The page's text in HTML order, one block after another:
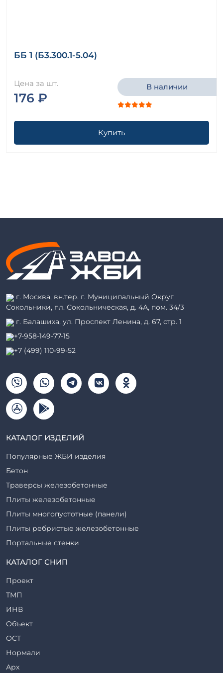
ББ 1 (Б3.300.1-5.04)
Цена за шт.
176 ₽
В наличии
Купить
г. Москва, вн.тер. г. Муниципальный Округ
Сокольники, пл. Сокольническая, д. 4А, пом. 34/3
г. Балашиха, ул. Проспект Ленина, д. 67, стр. 1
+7-958-149-77-15
+7 (499) 110-99-52
КАТАЛОГ ИЗДЕЛИЙ
Популярные ЖБИ изделия
Бетон
Траверсы железобетонные
Плиты железобетонные
Плиты многопустотные (панели)
Плиты ребристые железобетонные
Портальные стенки
Прогоны железобетонные
Ригели железобетонные
Сваи железобетонные
Стеновые блоки
Стойки железобетонные
Столбы железобетонные
Закладные детали
КАТАЛОГ СНИП
Проект
ТМП
ИНВ
Объект
ОСТ
Нормали
Арх